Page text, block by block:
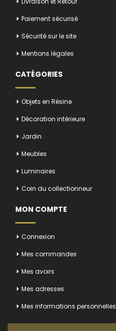
Paiement sécurisé
Sécurité sur le site
Mentions légales
CATÉGORIES
Objets en Résine
Décoration intérieure
Jardin
Meubles
Luminaires
Coin du collectionneur
MON COMPTE
Connexion
Mes commandes
Mes avoirs
Mes adresses
Mes informations personnelles